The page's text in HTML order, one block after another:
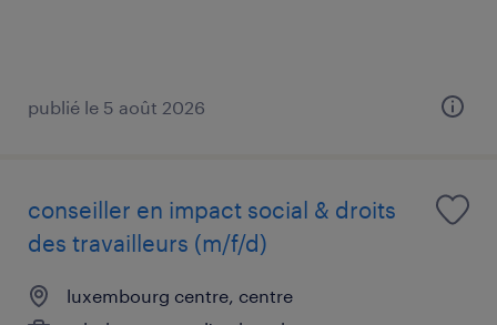
publié le 5 août 2026
conseiller en impact social & droits
des travailleurs (m/f/d)
luxembourg centre, centre